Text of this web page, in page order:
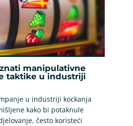
manipulativne
taktike u industriji
u industriji kockanja
kako bi potaknule
često koristeći